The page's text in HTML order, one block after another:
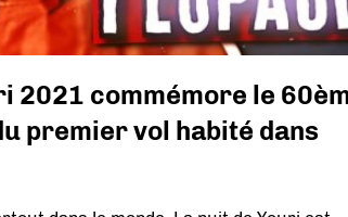
2021 commémore le
premier vol habité dans